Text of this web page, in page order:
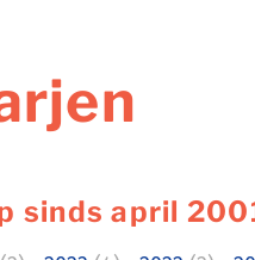
sinds april